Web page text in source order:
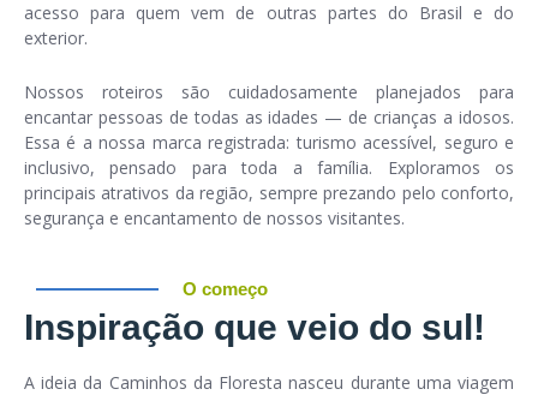
acesso para quem vem de outras partes do Brasil e do
exterior.
Nossos roteiros são cuidadosamente planejados para
encantar pessoas de todas as idades — de crianças a idosos.
Essa é a nossa marca registrada:turismo acessível, seguro e
inclusivo, pensado para toda a família. Exploramos os
principais atrativos da região, sempre prezando pelo conforto,
segurança e encantamento de nossos visitantes.
O começo
Inspiração que veio do sul!
A ideia da Caminhos da Floresta nasceu durante uma viagem